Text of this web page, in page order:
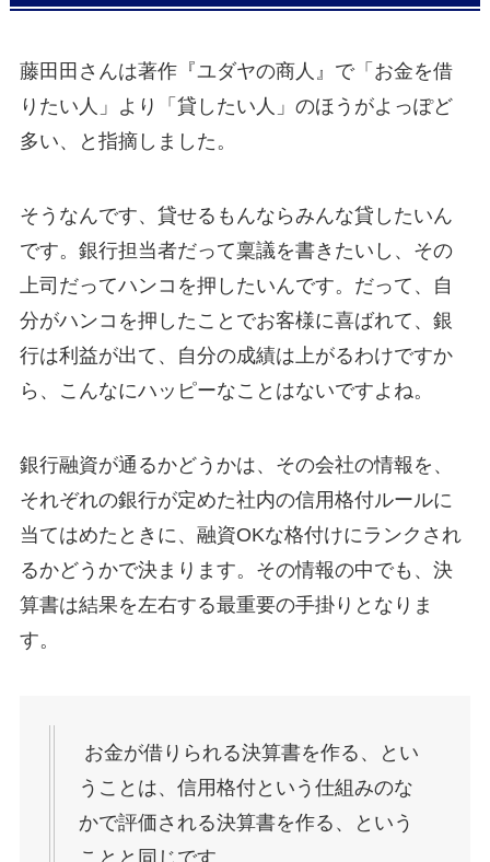
藤田田さんは著作『ユダヤの商人』で「お金を借
りたい人」より「貸したい人」のほうがよっぽど
多い、と指摘しました。
そうなんです、貸せるもんならみんな貸したいん
です。銀行担当者だって稟議を書きたいし、その
上司だってハンコを押したいんです。だって、自
分がハンコを押したことでお客様に喜ばれて、銀
行は利益が出て、自分の成績は上がるわけですか
ら、こんなにハッピーなことはないですよね。
銀行融資が通るかどうかは、その会社の情報を、
それぞれの銀行が定めた社内の信用格付ルールに
当てはめたときに、融資OKな格付けにランクされ
るかどうかで決まります。その情報の中でも、決
算書は結果を左右する最重要の手掛りとなりま
す。
お金が借りられる決算書を作る、とい
うことは、信用格付という仕組みのな
かで評価される決算書を作る、という